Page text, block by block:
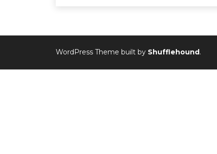
WordPress Theme built by Shufflehound .